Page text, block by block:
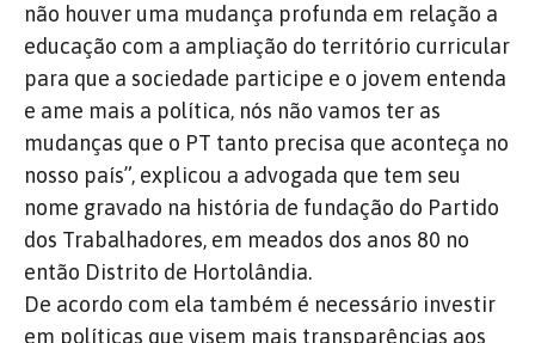
não houver uma mudança profunda em relação a
educação com a ampliação do território curricular
para que a sociedade participe e o jovem entenda
e ame mais a política, nós não vamos ter as
mudanças que o PT tanto precisa que aconteça no
nosso país”, explicou a advogada que tem seu
nome gravado na história de fundação do Partido
dos Trabalhadores, em meados dos anos 80 no
então Distrito de Hortolândia.
De acordo com ela também é necessário investir
em políticas que visem mais transparências aos